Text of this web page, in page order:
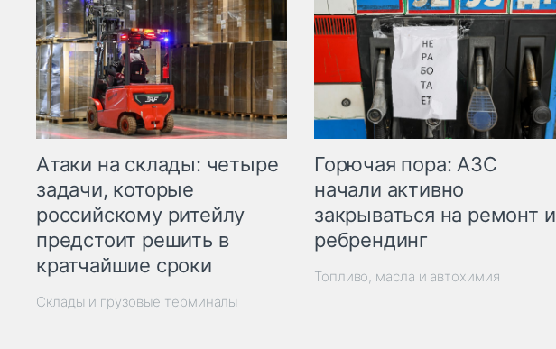
Атаки на склады: четыре
задачи, которые
российскому ритейлу
предстоит решить в
кратчайшие сроки
Склады и грузовые терминалы
Горючая пора: АЗС
начали активно
закрываться на ремонт и
ребрендинг
Топливо, масла и автохимия